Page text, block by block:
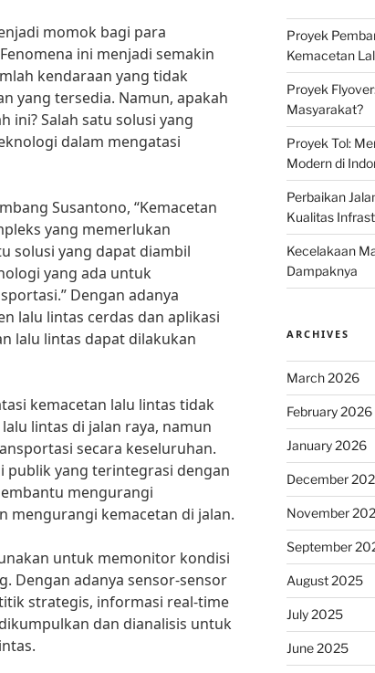
momok bagi para
ini menjadi semakin
kendaraan yang tidak
yang tersedia. Namun, apakah
ini? Salah satu solusi yang
dalam mengatasi
Susantono, “Kemacetan
yang memerlukan
solusi yang dapat diambil
yang ada untuk
Dengan adanya
lalu lintas cerdas dan aplikasi
lalu lintas dapat dilakukan
kemacetan lalu lintas tidak
lintas di jalan raya, namun
secara keseluruhan.
publik yang terintegrasi dengan
mengurangi
mengurangi kemacetan di jalan.
untuk memonitor kondisi
Dengan adanya sensor-sensor
strategis, informasi real-time
dan dianalisis untuk
Proyek
Kemacetan
Proyek
Masyarakat?
Proyek Tol:
Modern di
Perbaikan
Kualitas
Kecelakaan
Dampaknya
ARCHIVES
March 2026
February 2026
January 2026
December
November
September
August 2025
July 2025
June 2025